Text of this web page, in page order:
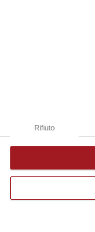
Rifiuto
Corriere delle